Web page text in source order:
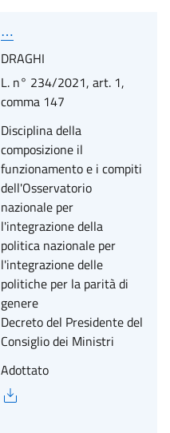
⋯
DRAGHI
L. n° 234/2021, art. 1,
comma 147
Disciplina della
composizione il
funzionamento e i compiti
dell'Osservatorio
nazionale per
l'integrazione della
politica nazionale per
l'integrazione delle
politiche per la parità di
genere
Decreto del Presidente del
Consiglio dei Ministri
Adottato